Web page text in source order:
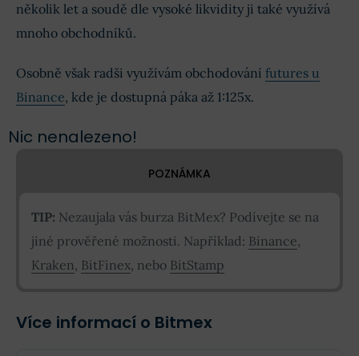
několik let a soudě dle vysoké likvidity ji také využívá
mnoho obchodníků.
Osobně však radši využívám obchodování futures u
Binance, kde je dostupná páka až 1:125x.
Nic nenalezeno!
POZNÁMKA
TIP: Nezaujala vás burza BitMex? Podívejte se na
jiné prověřené možnosti. Například: Binance,
Kraken, BitFinex, nebo BitStamp
Více informací o Bitmex